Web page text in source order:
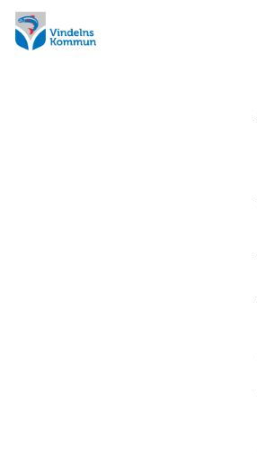
Hoppa
till
innehåll
Hoppa
till
undermeny